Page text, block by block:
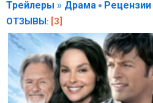
Трейлеры » Драма
ОТЗЫВЫ: [3]